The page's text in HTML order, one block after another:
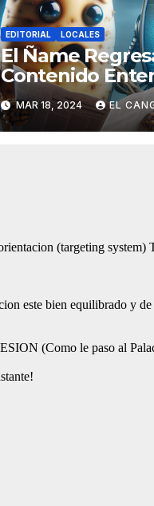
EDITORIAL LOCALES
El Ñame
Contenido
Generado Por
Artificial
MAR 18, 2024 EL